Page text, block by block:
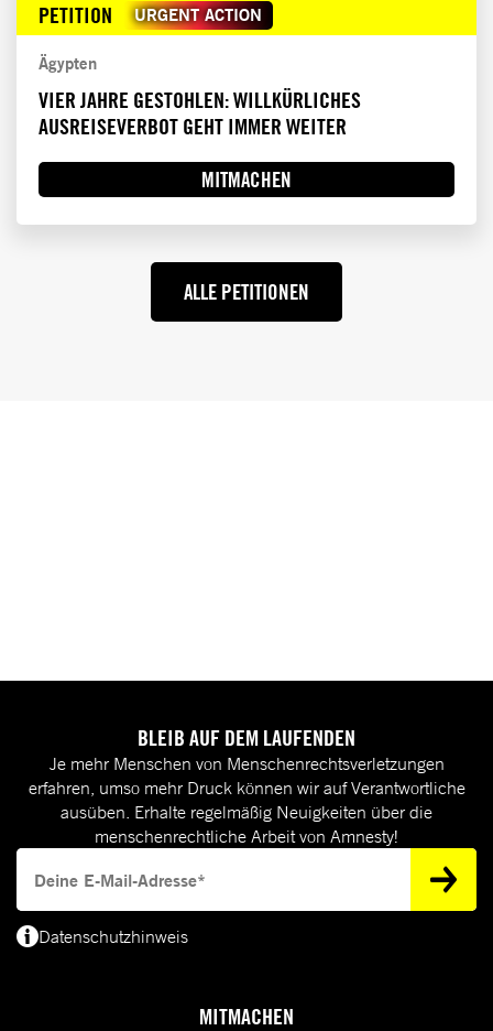
PETITION URGENT ACTION
Ägypten
VIER JAHRE GESTOHLEN: WILLKÜRLICHES
AUSREISEVERBOT GEHT IMMER WEITER
MITMACHEN
ALLE PETITIONEN
MITMACHEN
BLEIB AUF DEM LAUFENDEN
Je mehr Menschen von Menschenrechtsverletzungen
erfahren, umso mehr Druck können wir auf Verantwortliche
ausüben. Erhalte regelmäßig Neuigkeiten über die
menschenrechtliche Arbeit von Amnesty!
Datenschutzhinweis